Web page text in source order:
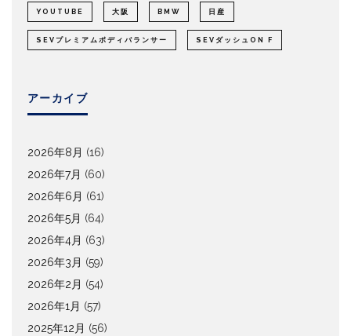
YOUTUBE 大阪 BMW 日産
SEVプレミアムボディバランサー SEVダッシュON F
アーカイブ
2026年8月 (16)
2026年7月 (60)
2026年6月 (61)
2026年5月 (64)
2026年4月 (63)
2026年3月 (59)
2026年2月 (54)
2026年1月 (57)
2025年12月 (56)